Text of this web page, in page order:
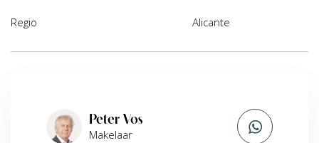
Regio Alicante
Peter Vos
Makelaar